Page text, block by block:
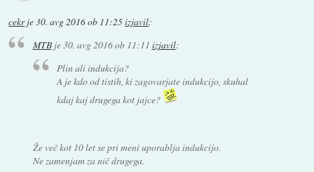
cekrje30. avg 2016 ob 11:25izjavil:
MTBje30. avg 2016 ob 11:11 izjavil:
Plin ali indukcija?
A je kdo od tistih, ki zagovarjate indukcijo, skuhal
kdaj kaj drugega kot jajce?
Že več kot 10 let se pri meni uporablja indukcijo.
Ne zamenjam za nič drugega.